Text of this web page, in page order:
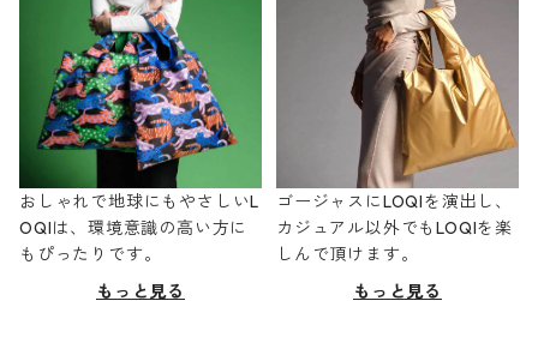
おしゃれで地球にもやさしいL
OQIは、環境意識の高い方に
もぴったりです。
もっと見る
ゴージャスにLOQIを演出し、
カジュアル以外でもLOQIを楽
しんで頂けます。
もっと見る